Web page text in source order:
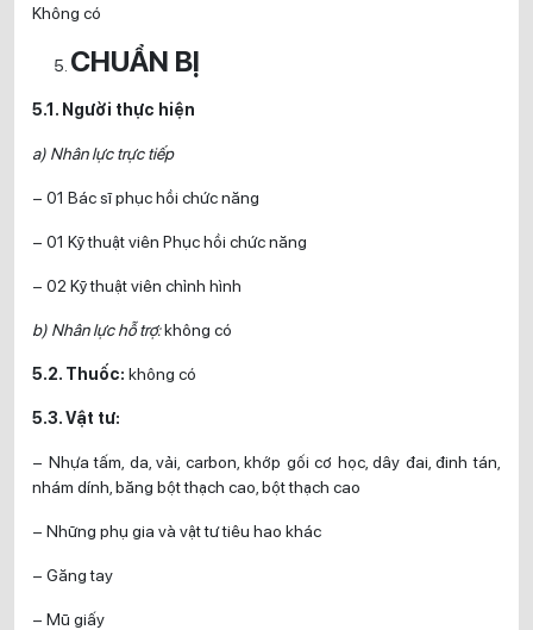
Không có
CHUẨN BỊ
5.1. Người thực hiện
a) Nhân lực trực tiếp
– 01 Bác sĩ phục hồi chức năng
– 01 Kỹ thuật viên Phục hồi chức năng
– 02 Kỹ thuật viên chỉnh hình
b) Nhân lực hỗ trợ:không có
5.2. Thuốc: không có
5.3. Vật tư:
– Nhựa tấm, da, vải, carbon, khớp gối cơ học, dây đai, đinh tán,
nhám dính, băng bột thạch cao, bột thạch cao
– Những phụ gia và vật tư tiêu hao khác
– Găng tay
– Mũ giấy